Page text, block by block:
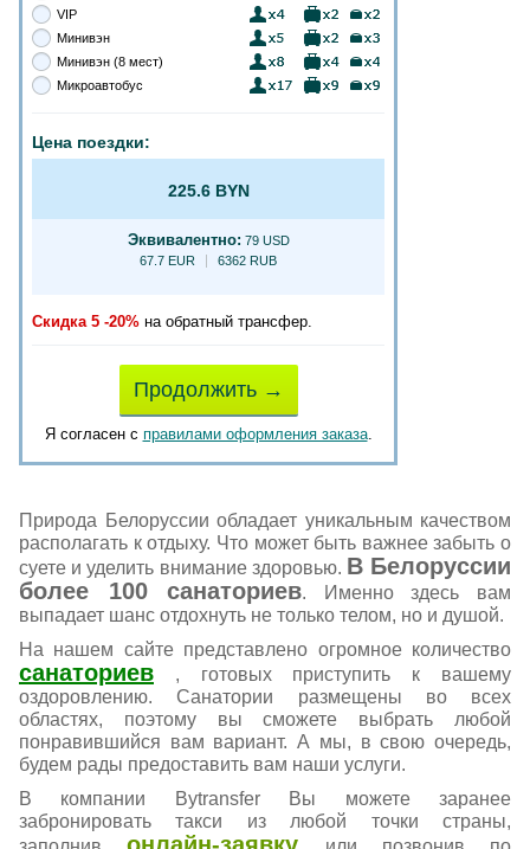
VIP
Минивэн
Минивэн (8 мест)
Микроавтобус
Цена поездки:
225.6 BYN
Эквивалентно: 79 USD
67.7 EUR
6362 RUB
Скидка 5 -20% на обратный трансфер.
Продолжить →
Я согласен с правилами оформления заказа.
Природа Белоруссии обладает уникальным качеством
располагать к отдыху. Что может быть важнее забыть о
суете и уделить внимание здоровью. В Белоруссии
более 100 санаториев. Именно здесь вам
выпадает шанс отдохнуть не только телом, но и душой.
На нашем сайте представлено огромное количество
санаториев
, готовых приступить к вашему
оздоровлению. Санатории размещены во всех
областях, поэтому вы сможете выбрать любой
понравившийся вам вариант. А мы, в свою очередь,
будем рады предоставить вам наши услуги.
В компании Bytransfer Вы можете заранее
забронировать такси из любой точки страны,